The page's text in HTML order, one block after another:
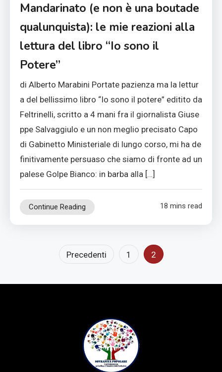
Mandarinato (e non è una boutade
qualunquista): le mie reazioni alla
lettura del libro “Io sono il
Potere”
di Alberto Marabini Portate pazienza ma la lettur
a del bellissimo libro “Io sono il potere” editito da
Feltrinelli, scritto a 4 mani fra il giornalista Giuse
ppe Salvaggiulo e un non meglio precisato Capo
di Gabinetto Ministeriale di lungo corso, mi ha de
finitivamente persuaso che siamo di fronte ad un
palese Golpe Bianco: in barba alla […]
Continue Reading 18 mins read
Paginazione
Precedenti 1 2